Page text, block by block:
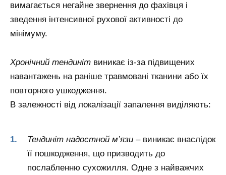
вимагається негайне звернення до фахівця і
зведення інтенсивної рухової активності до
мінімуму.
Хронічний тендиніт виникає із-за підвищених
навантажень на раніше травмовані тканини або їх
повторного ушкодження.
В залежності від локалізації запалення виділяють:
Тендиніт надостной м’язи – виникає внаслідок
її пошкодження, що призводить до
послабленню сухожилля. Одне з найважчих